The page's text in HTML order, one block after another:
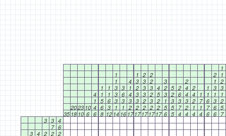
1
1
1 2 2 2
1
1
4 3 3 2 3 2 1 2
1
1 3 3 1 2 3 3 4 2 5 2 4 2 1 3 3
4
1 1 3 6 4 3 3 2 5 3 2 6 4 4 1 1 1
1
1 5 6 3 3 3 3 2 3 2 1 3 3 3 2 7 6 3 2
2023 10 4 6 3 1 1 2 2 2 2 2 5 5 7 2 1 1 7 6 5
35 18 10 6 6 8 12 14 16 17 17 17 17 17 6 5 4 4 4 4 6 6 7
3 3 4
7 6
3 4 2 2 2